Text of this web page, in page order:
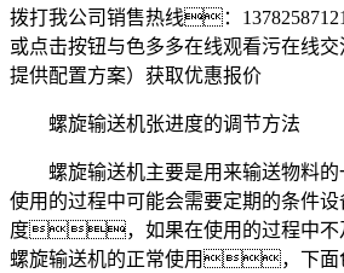
拨打我公司销售热线： 13782587121
或点击按钮与色多多在线观看污在线
提供配置方案） 获取优惠报价
螺旋输送机张进度的调节方法
螺旋输送机主要是用来输送物料
使用的过程中可能会需要定期的条件设
度，如果在使用的过程中不
螺旋输送机的正常使用，下面